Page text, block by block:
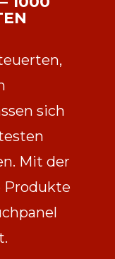
sich
Mit der
Produkte